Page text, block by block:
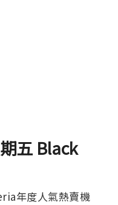
五 Black
年度人氣熱賣機